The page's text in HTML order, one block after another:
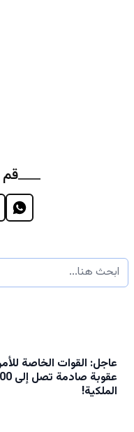
قم
عاجل: القوات الخاصة
الملكية!